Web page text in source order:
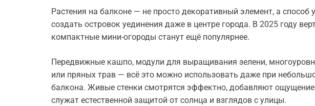
Растения на балконе — не просто декоративный элемент, а
создать островок уединения даже в центре города. В 2025 году
компактные мини-огороды станут ещё популярнее.
Передвижные кашпо, модули для выращивания зелени,
или пряных трав — всё это можно использовать даже при
балкона. Живые стенки смотрятся эффектно, добавляют
служат естественной защитой от солнца и взглядов с улицы.